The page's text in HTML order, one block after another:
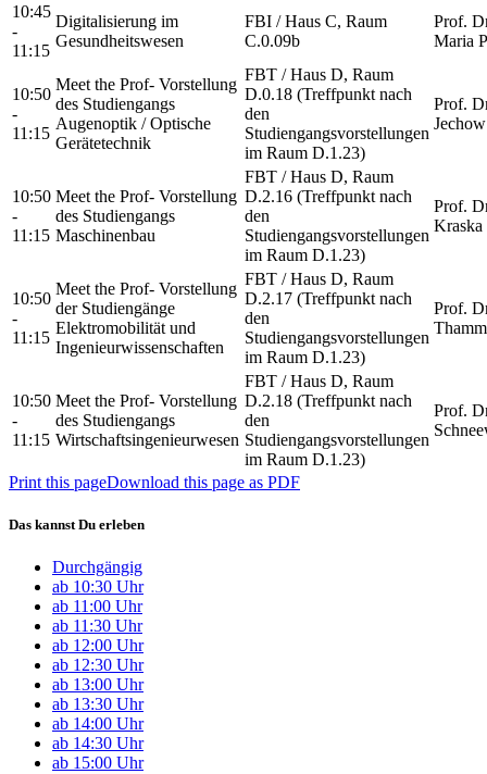
10:45
-
11:15
Digitalisierung im
Gesundheitswesen
FBI / Haus C, Raum
C.0.09b
Prof.
Maria
10:50
-
11:15
Meet the Prof- Vorstellung
des Studiengangs
Augenoptik / Optische
Gerätetechnik
FBT / Haus D, Raum
D.0.18 (Treffpunkt nach
den
Studiengangsvorstellungen
im Raum D.1.23)
Prof.
Jechow
10:50
-
11:15
Meet the Prof- Vorstellung
des Studiengangs
Maschinenbau
FBT / Haus D, Raum
D.2.16 (Treffpunkt nach
den
Studiengangsvorstellungen
im Raum D.1.23)
Prof.
Kraska
10:50
-
11:15
Meet the Prof- Vorstellung
der Studiengänge
Elektromobilität und
Ingenieurwissenschaften
FBT / Haus D, Raum
D.2.17 (Treffpunkt nach
den
Studiengangsvorstellungen
im Raum D.1.23)
Prof.
Thamm
10:50
-
11:15
Meet the Prof- Vorstellung
des Studiengangs
Wirtschaftsingenieurwesen
FBT / Haus D, Raum
D.2.18 (Treffpunkt nach
den
Studiengangsvorstellungen
im Raum D.1.23)
Prof.
Print this pageDownload this page as PDF
Das kannst Du erleben
Durchgängig
ab 10:30 Uhr
ab 11:00 Uhr
ab 11:30 Uhr
ab 12:00 Uhr
ab 12:30 Uhr
ab 13:00 Uhr
ab 13:30 Uhr
ab 14:00 Uhr
ab 14:30 Uhr
ab 15:00 Uhr